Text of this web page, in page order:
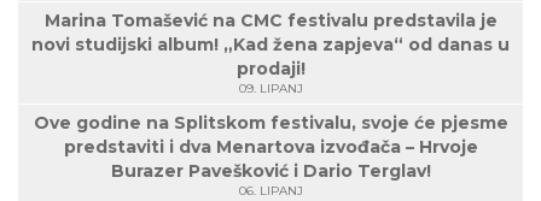
Marina Tomašević na CMC festivalu predstavila je
novi studijski album! „Kad žena zapjeva“ od danas u
prodaji!
09. LIPANJ
Ove godine na Splitskom festivalu, svoje će pjesme
predstaviti i dva Menartova izvođača – Hrvoje
Burazer Pavešković i Dario Terglav!
06. LIPANJ